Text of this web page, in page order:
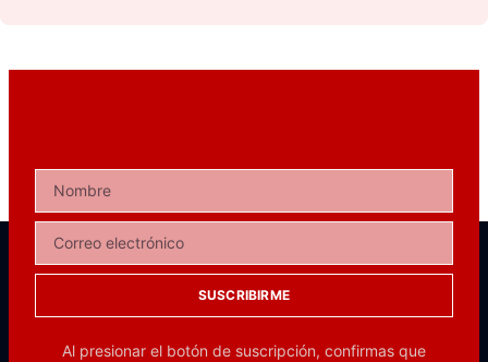
SUSCRIBIRME
Al presionar el botón de suscripción, confirmas que